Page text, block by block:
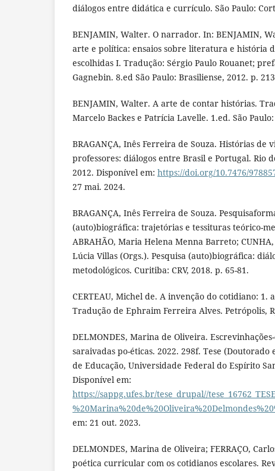
diálogos entre didática e currículo. São Paulo:
BENJAMIN, Walter. O narrador. In: BENJAMIN,
arte e política: ensaios sobre literatura e história
escolhidas I. Tradução: Sérgio Paulo Rouanet;
Gagnebin. 8.ed São Paulo: Brasiliense, 2012. p.
BENJAMIN, Walter. A arte de contar histórias.
Marcelo Backes e Patrícia Lavelle. 1.ed. São
BRAGANÇA, Inês Ferreira de Souza. Histórias de
professores: diálogos entre Brasil e Portugal. Rio
2012. Disponível em: https://doi.org/10.7476/
27 mai. 2024.
BRAGANÇA, Inês Ferreira de Souza.
(auto)biográfica: trajetórias e tessituras teórico-
ABRAHÃO, Maria Helena Menna Barreto;
Lúcia Villas (Orgs.). Pesquisa (auto)biográfica:
metodológicos. Curitiba: CRV, 2018. p. 65-81.
CERTEAU, Michel de. A invenção do cotidiano: 1.
Tradução de Ephraim Ferreira Alves. Petrópolis,
DELMONDES, Marina de Oliveira.
saraivadas po-éticas. 2022. 298f. Tese (Doutorado
de Educação, Universidade Federal do Espírito
Disponível em:
https://sappg.ufes.br/tese_drupal//
em: 21 out. 2023.
DELMONDES, Marina de Oliveira; FERRAÇO,
poética curricular com os cotidianos escolares.